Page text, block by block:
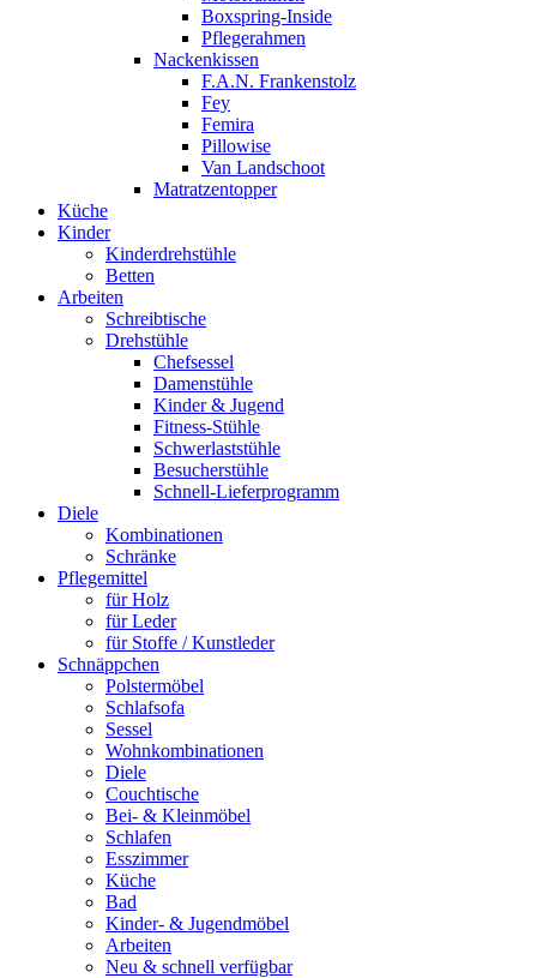
Boxspring-Inside
Pflegerahmen
Nackenkissen
F.A.N. Frankenstolz
Fey
Femira
Pillowise
Van Landschoot
Matratzentopper
Küche
Kinder
Kinderdrehstühle
Betten
Arbeiten
Schreibtische
Drehstühle
Chefsessel
Damenstühle
Kinder & Jugend
Fitness-Stühle
Schwerlaststühle
Besucherstühle
Schnell-Lieferprogramm
Diele
Kombinationen
Schränke
Pflegemittel
für Holz
für Leder
für Stoffe / Kunstleder
Schnäppchen
Polstermöbel
Schlafsofa
Sessel
Wohnkombinationen
Diele
Couchtische
Bei- & Kleinmöbel
Schlafen
Esszimmer
Küche
Bad
Kinder- & Jugendmöbel
Arbeiten
Neu & schnell verfügbar